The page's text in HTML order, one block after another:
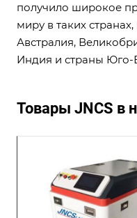
получило широкое
миру в таких
Австралия,
Индия и страны Юго-
Товары JNCS в